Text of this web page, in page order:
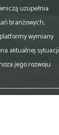
uzupełnia
branżowych,
wymiany
aktualnej sytuacji
jego rozwoju.